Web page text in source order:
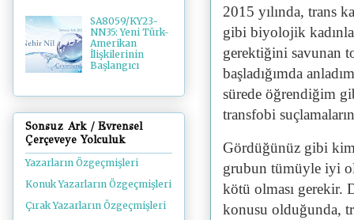
2015 yılında, trans
gibi biyolojik
gerektiğini savunan
başladığımda
sürede öğrendiğim
transfobi
Gördüğünüz gibi
grubun tümüyle iyi
kötü olması gerekir.
konusu olduğunda,
SA8059/KY23-
NN35: Yeni Türk-
Amerikan
İlişkilerinin
Başlangıcı
Sonsuz Ark / Evrensel
Çerçeveye Yolculuk
Yazarların Özgeçmişleri
Konuk Yazarların Özgeçmişleri
Çırak Yazarların Özgeçmişleri